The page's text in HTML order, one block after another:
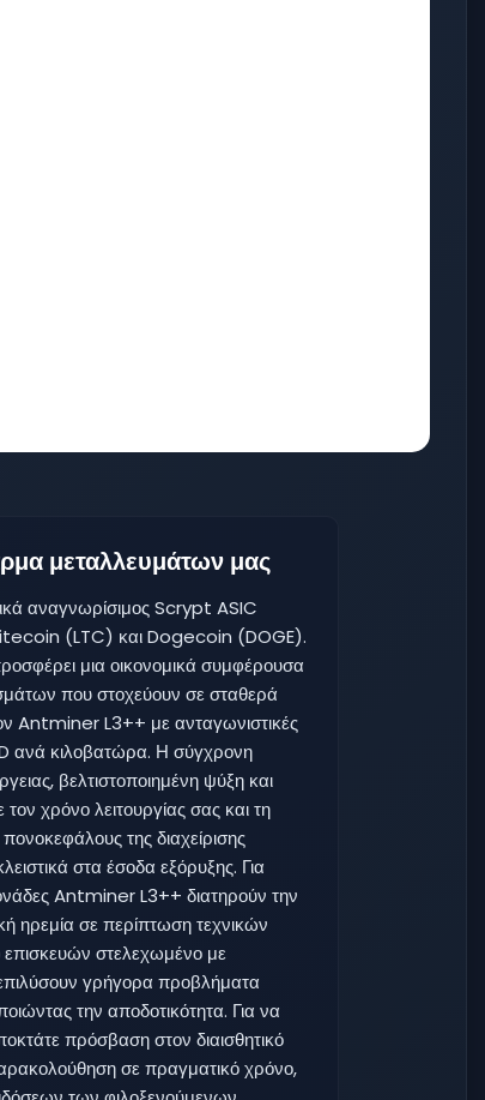
μεταλλευμάτων μας
αναγνωρίσιμος Scrypt ASIC
Litecoin (LTC) και Dogecoin (DOGE).
μια οικονομικά συμφέρουσα
που στοχεύουν σε σταθερά
Antminer L3++ με ανταγωνιστικές
ανά κιλοβατώρα. Η σύγχρονη
βελτιστοποιημένη ψύξη και
χρόνο λειτουργίας σας και τη
της διαχείρισης
στα έσοδα εξόρυξης. Για
Antminer L3++ διατηρούν την
ηρεμία σε περίπτωση τεχνικών
στελεχωμένο με
γρήγορα προβλήματα
την αποδοτικότητα. Για να
πρόσβαση στον διαισθητικό
σε πραγματικό χρόνο,